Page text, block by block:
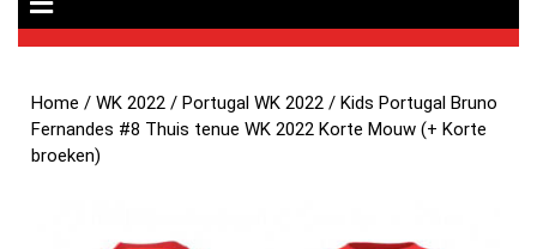
Home /WK 2022 /Portugal WK 2022 / Kids Portugal Bruno
Fernandes #8 Thuis tenue WK 2022 Korte Mouw (+ Korte
broeken)